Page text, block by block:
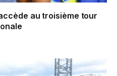
au troisième tour